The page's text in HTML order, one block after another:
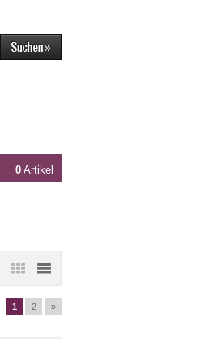
0 Artikel
1 2 »